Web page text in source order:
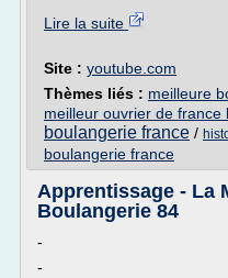
Lire la suite
Site : youtube.com
Thèmes liés : meilleure
meilleur ouvrier de france
boulangerie france /
boulangerie france
Apprentissage - La
Boulangerie 84
-
-